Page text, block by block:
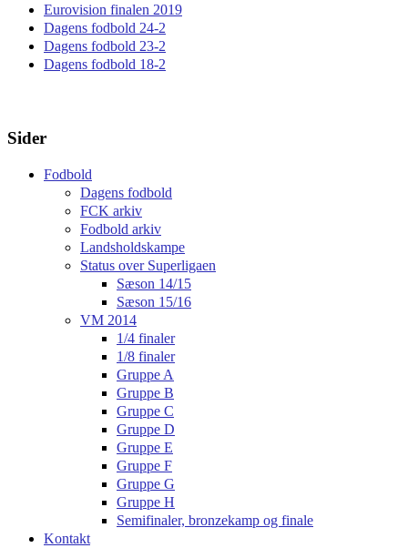
Eurovision finalen 2019
Dagens fodbold 24-2
Dagens fodbold 23-2
Dagens fodbold 18-2
Sider
Fodbold
Dagens fodbold
FCK arkiv
Fodbold arkiv
Landsholdskampe
Status over Superligaen
Sæson 14/15
Sæson 15/16
VM 2014
1/4 finaler
1/8 finaler
Gruppe A
Gruppe B
Gruppe C
Gruppe D
Gruppe E
Gruppe F
Gruppe G
Gruppe H
Semifinaler, bronzekamp og finale
Kontakt